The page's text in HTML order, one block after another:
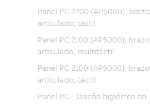
Panel PC 2200 (AP5000), brazo
articulado, táctil
Panel PC 2100 (AP5000), brazo
articulado, multitáctil
Panel PC 2100 (AP5000), brazo
articulado, táctil
Panel PC - Diseño higiénico en